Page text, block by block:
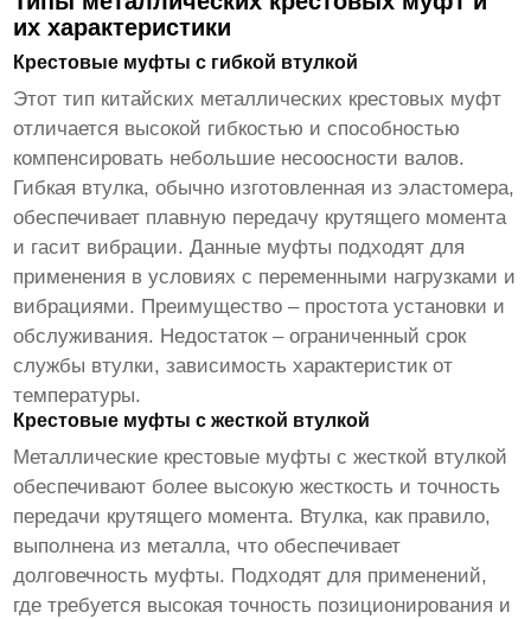
их характеристики
Крестовые муфты с гибкой втулкой
Этот тип китайских металлических крестовых муфт
отличается высокой гибкостью и способностью
компенсировать небольшие несоосности валов.
Гибкая втулка, обычно изготовленная из эластомера,
обеспечивает плавную передачу крутящего момента
и гасит вибрации. Данные муфты подходят для
применения в условиях с переменными нагрузками и
вибрациями. Преимущество – простота установки и
обслуживания. Недостаток – ограниченный срок
службы втулки, зависимость характеристик от
температуры.
Крестовые муфты с жесткой втулкой
Металлические крестовые муфты с жесткой втулкой
обеспечивают более высокую жесткость и точность
передачи крутящего момента. Втулка, как правило,
выполнена из металла, что обеспечивает
долговечность муфты. Подходят для применений,
где требуется высокая точность позиционирования и